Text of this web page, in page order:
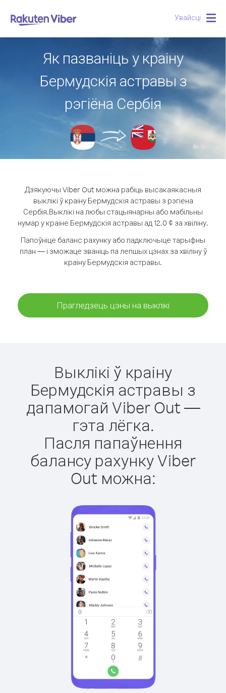
Увайсці
Як пазваніць у краіну
Бермудскія астравы з
рэгіёна Сербія
Дзякуючы Viber Out можна рабіць высакаякасныя
выклікі ў краіну Бермудскія астравы з рэгіёна
Сербія.Выклікі на любы стацыянарны або мабільны
нумар у краіне Бермудскія астравы ад 12.0 ¢ за хвіліну.
Папоўніце баланс рахунку або падключыце тарыфны
план — і зможаце званіць па лепшых цэнах за хвіліну ў
краіну Бермудскія астравы.
Прагледзець цэны на выклікі
Выклікі ў краіну
Бермудскія астравы з
дапамогай Viber Out —
гэта лёгка.
Пасля папаўнення
балансу рахунку Viber
Out можна: